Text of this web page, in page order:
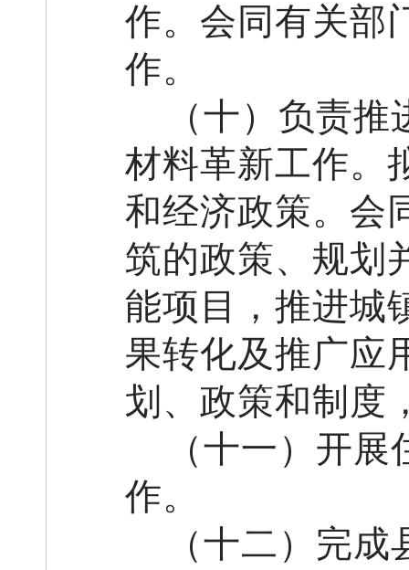
作。会同有关部
作。
（十） 负责推
材料革新工作。
和经济政策。会
筑的政策、规划
能项目，推进城
果转化及推广应
划、政策和制度
（十一 ） 开展
作。
（十二 ）完成